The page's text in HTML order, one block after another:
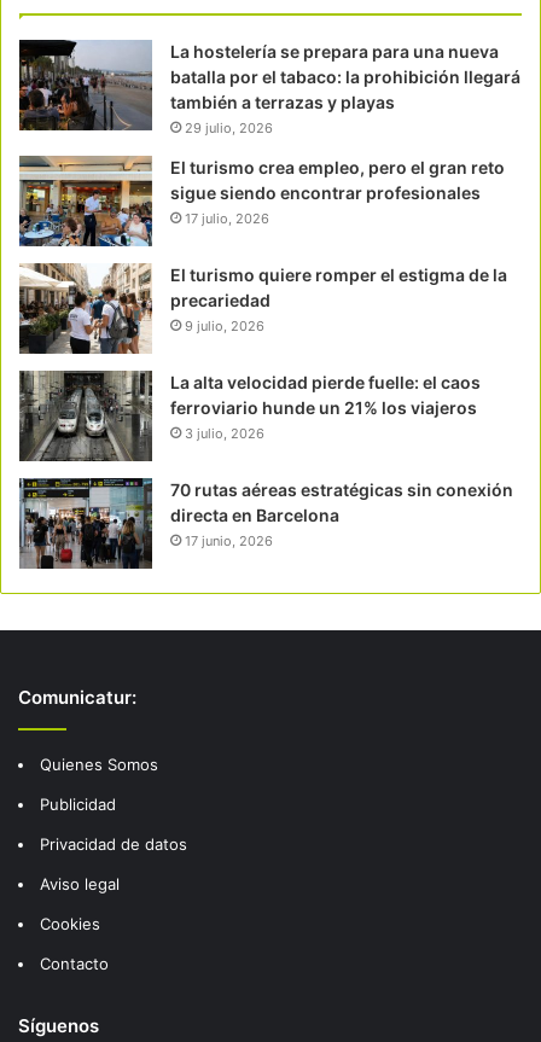
La hostelería se prepara para una nueva
batalla por el tabaco: la prohibición llegará
también a terrazas y playas
29 julio, 2026
El turismo crea empleo, pero el gran reto
sigue siendo encontrar profesionales
17 julio, 2026
El turismo quiere romper el estigma de la
precariedad
9 julio, 2026
La alta velocidad pierde fuelle: el caos
ferroviario hunde un 21% los viajeros
3 julio, 2026
70 rutas aéreas estratégicas sin conexión
directa en Barcelona
17 junio, 2026
Comunicatur:
Quienes Somos
Publicidad
Privacidad de datos
Aviso legal
Cookies
Contacto
Síguenos